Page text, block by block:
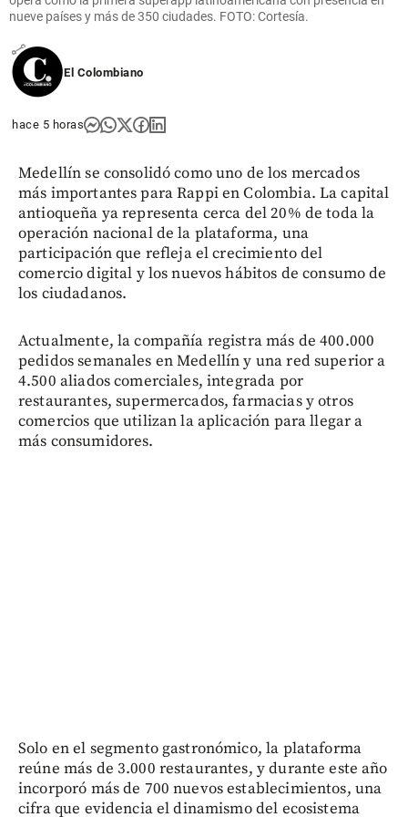
del Congo
share
nueve países y más de 350 ciudades. FOTO: Cortesía.
El Colombiano
hace 5 horas
Medellín se consolidó como uno de los mercados
más importantes para Rappi en Colombia. La capital
antioqueña ya representa cerca del 20% de toda la
operación nacional de la plataforma, una
participación que refleja el crecimiento del
comercio digital y los nuevos hábitos de consumo de
los ciudadanos.
Actualmente, la compañía registra más de 400.000
pedidos semanales en Medellín y una red superior a
4.500 aliados comerciales, integrada por
restaurantes, supermercados, farmacias y otros
comercios que utilizan la aplicación para llegar a
más consumidores.
Solo en el segmento gastronómico, la plataforma
reúne más de 3.000 restaurantes, y durante este año
incorporó más de 700 nuevos establecimientos, una
cifra que evidencia el dinamismo del ecosistema